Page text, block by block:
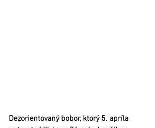
Dezorientovaný bobor, ktorý 5. apríla